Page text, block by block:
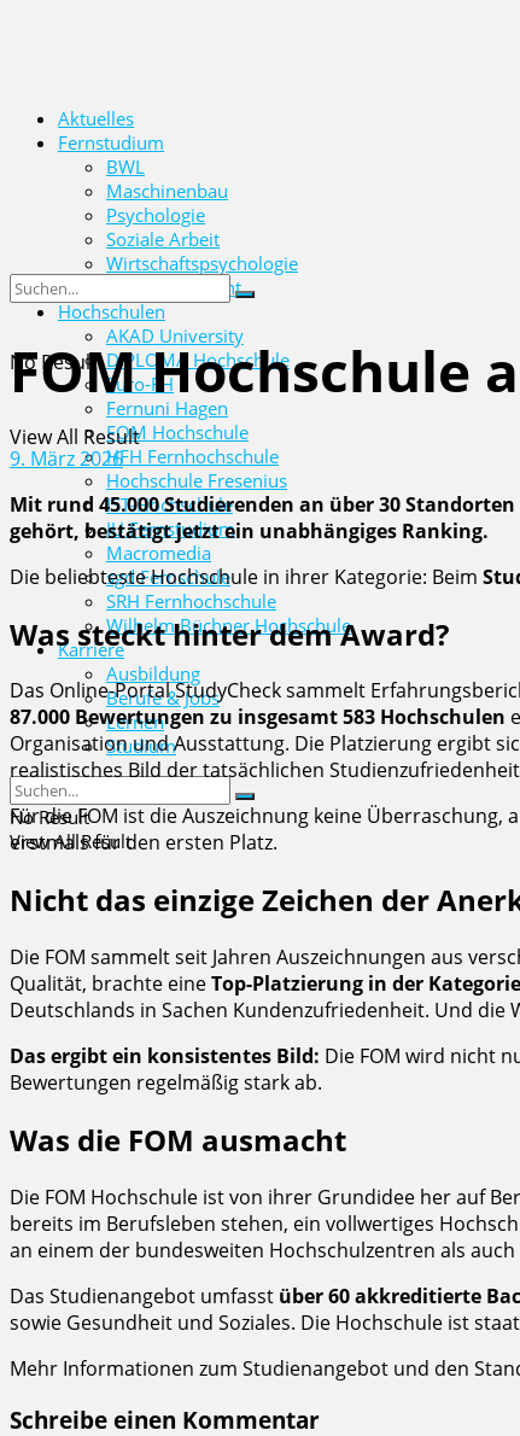
Aktuelles
Fernstudium
BWL
Maschinenbau
Psychologie
Soziale Arbeit
Wirtschaftspsychologie
Wirtschaftsrecht
Hochschulen
AKAD University
DIPLOMA Hochschule
Euro-FH
Fernuni Hagen
FOM Hochschule
HFH Fernhochschule
Hochschule Fresenius
IST-Hochschule
IU Fernstudium
Macromedia
sgd Fernschule
SRH Fernhochschule
Wilhelm Büchner Hochschule
Karriere
Ausbildung
Berufe & Jobs
Lernen
Studium
No Result
View All Result
No Result
View All Result
FOM Hochschule
9. März 2026
Mit rund 45.000 Studierenden an über 30
gehört, bestätigt jetzt ein unabhängiges Ranking.
Die beliebteste Hochschule in ihrer Kategorie: Beim
Was steckt hinter dem Award?
Das Online-Portal StudyCheck sammelt
87.000 Bewertungen zu insgesamt 583 Hochschulen
Organisation und Ausstattung. Die Platzierung ergibt
realistisches Bild der tatsächlichen
Für die FOM ist die Auszeichnung keine Überraschung,
erstmals für den ersten Platz.
Nicht das einzige Zeichen der
Die FOM sammelt seit Jahren Auszeichnungen aus
Qualität, brachte eineTop-Platzierung in der
Deutschlands in Sachen Kundenzufriedenheit. Und
Das ergibt ein konsistentes Bild: Die FOM wird nicht
Bewertungen regelmäßig stark ab.
Was die FOM ausmacht
Die FOM Hochschule ist von ihrer Grundidee her auf
bereits im Berufsleben stehen, ein vollwertiges
an einem der bundesweiten Hochschulzentren als
Das Studienangebot umfasst über 60 akkreditierte
sowie Gesundheit und Soziales. Die Hochschule ist
Mehr Informationen zum Studienangebot und den
Schreibe einen Kommentar